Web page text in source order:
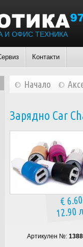
И ОФИС ТЕХНИКА
Контакти
Начало
Зарядно Car
€ 6.60
12.90
Артикулен №: